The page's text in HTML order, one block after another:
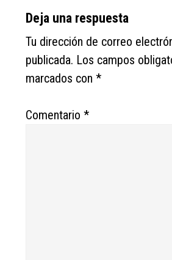
Reader
Interactions
Deja una respuesta
Tu dirección de correo
publicada. Los campos
marcados con*
Comentario*